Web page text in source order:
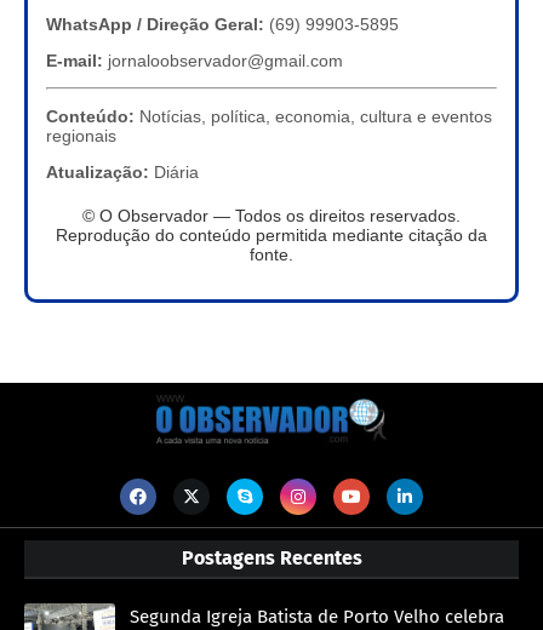
WhatsApp / Direção Geral: (69) 99903-5895
E-mail: jornaloobservador@gmail.com
Conteúdo: Notícias, política, economia, cultura e eventos
regionais
Atualização: Diária
© O Observador — Todos os direitos reservados.
Reprodução do conteúdo permitida mediante citação da
fonte.
Postagens Recentes
Segunda Igreja Batista de Porto Velho celebra